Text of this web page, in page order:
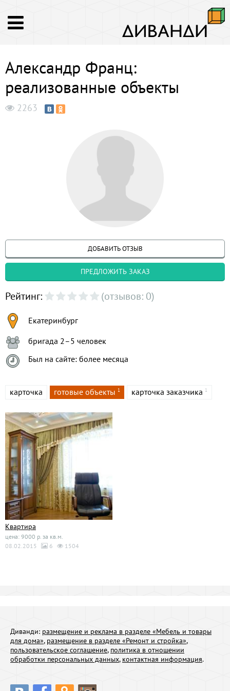
Александр Франц:
реализованные объекты
2263
ДОБАВИТЬ ОТЗЫВ
ПРЕДЛОЖИТЬ ЗАКАЗ
Рейтинг: (отзывов: 0)
Екатеринбург
бригада 2–5 человек
Был на сайте: более месяца
карточка готовые объекты 1 карточка заказчика 1
Квартира
цена: 9000 р. за кв.м.
08.02.2015
6 1504
Диванди: размещение и реклама в разделе «Мебель и товары
для дома», размещение в разделе «Ремонт и стройка»,
пользовательское соглашение, политика в отношении
обработки персональных данных, контактная информация.